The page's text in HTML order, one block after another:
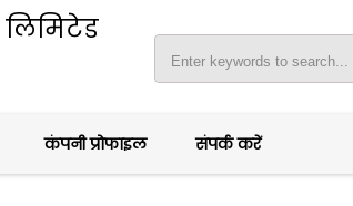
लिमिटेड
कंपनी प्रोफाइल संपर्क करें